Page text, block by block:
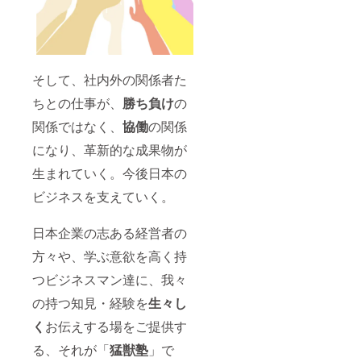
そして、社内外の関係者た
ちとの仕事が、 勝ち負けの
関係ではなく、 協働の関係
になり、革新的な成果物が
生まれていく。今後日本の
ビジネスを支えていく。
日本企業の志ある経営者の
方々や、学ぶ意欲を高く持
つビジネスマン達に、我々
の持つ知見・経験を生々し
く お伝えする場をご提供す
る、それが「猛獣塾 」で